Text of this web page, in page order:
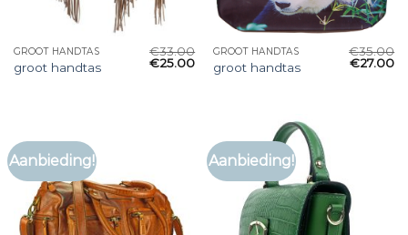
GROOT HANDTAS
groot handtas
€33.00
€25.00
GROOT HANDTAS
groot handtas
€35.00
€27.00
Aanbieding! Aanbieding!